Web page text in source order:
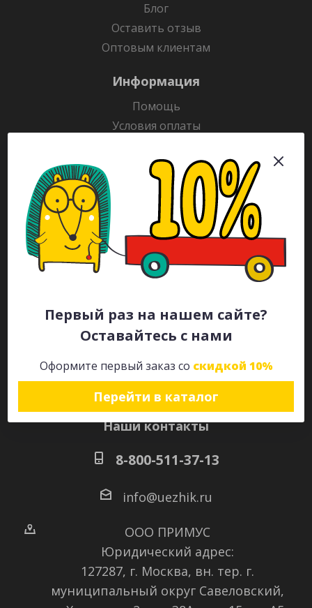
Первый раз на нашем сайте?
Оставайтесь с нами
Оформите первый заказ со скидкой 10%
Перейти в каталог
Блог
Оставить отзыв
Оптовым клиентам
Информация
Помощь
Условия оплаты
Гарантия на товар
Раскраски
Рекламодателям
Каталог
Будьте всегда в курсе!
Наши контакты
8-800-511-37-13
info@uezhik.ru
ООО ПРИМУС
Юридический адрес:
127287, г. Москва, вн. тер. г.
муниципальный округ Савеловский,